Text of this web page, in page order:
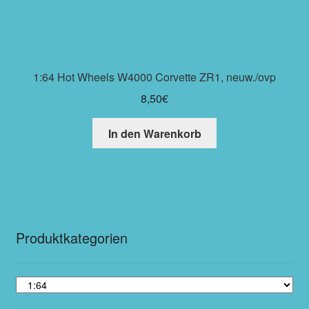
1:64 Hot Wheels W4000 Corvette ZR1, neuw./ovp
8,50€
In den Warenkorb
Produktkategorien